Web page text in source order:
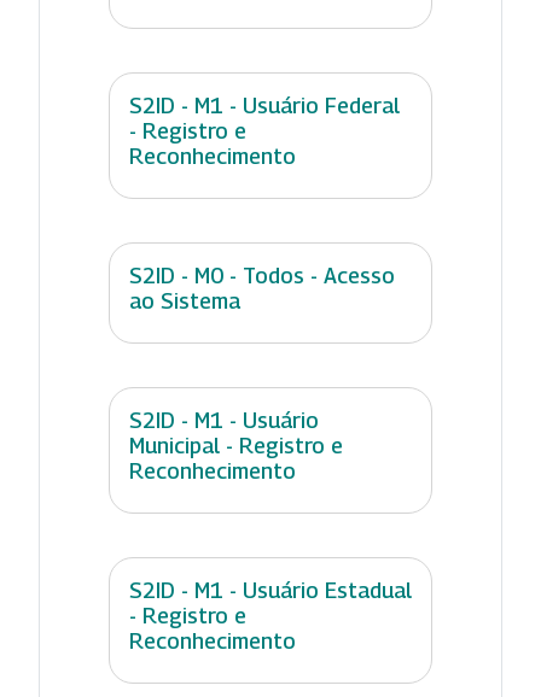
S2ID - M1 - Usuário Federal
- Registro e
Reconhecimento
S2ID - M0 - Todos - Acesso
ao Sistema
S2ID - M1 - Usuário
Municipal - Registro e
Reconhecimento
S2ID - M1 - Usuário Estadual
- Registro e
Reconhecimento